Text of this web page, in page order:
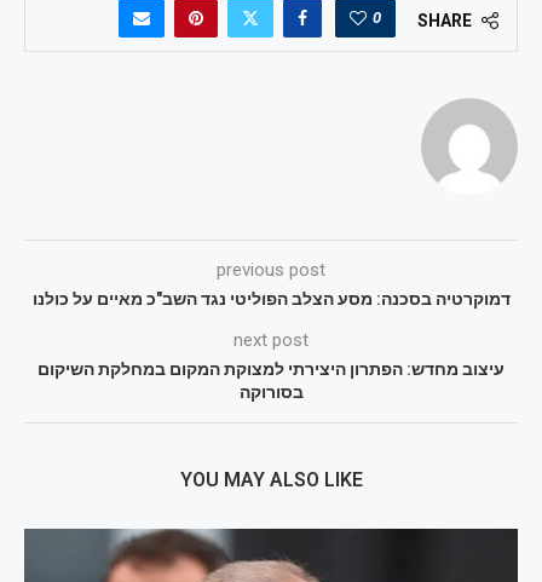
SHARE
0
previous post
דמוקרטיה בסכנה: מסע הצלב הפוליטי נגד השב"כ מאיים על כולנו
next post
עיצוב מחדש: הפתרון היצירתי למצוקת המקום במחלקת השיקום
בסורוקה
YOU MAY ALSO LIKE